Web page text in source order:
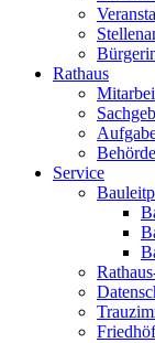
Rathaus
Service